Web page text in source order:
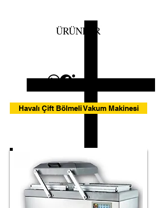
ÜRÜNLER
Havalı Çift Bölmeli Vakum Makinesi